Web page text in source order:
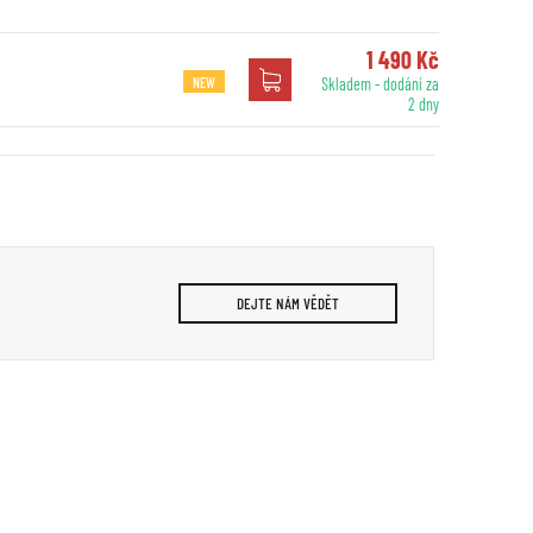
NEW
1 490 Kč
Skladem - dodání za
2 dny
DEJTE NÁM VĚDĚT